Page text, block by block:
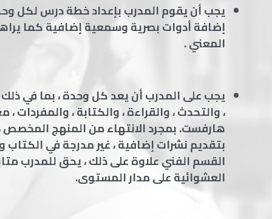
يجب أن يقوم المدرب بإعداد خطة درس لكل
إضافة أدوات بصرية وسمعية إضافية كما
المعني .
يجب على المدرب أن يعد كل وحدة ، بما في ذلك
، والتحدث ، والقراءة ، والكتابة ، والمفردات ،
هارفست. بمجرد الانتهاء من المنهج
بتقديم نشرات إضافية ، غير مدرجة في
القسم الفنيعلاوة على ذلك ، يحق للمدرب
العشوائية على مدار المستوى.